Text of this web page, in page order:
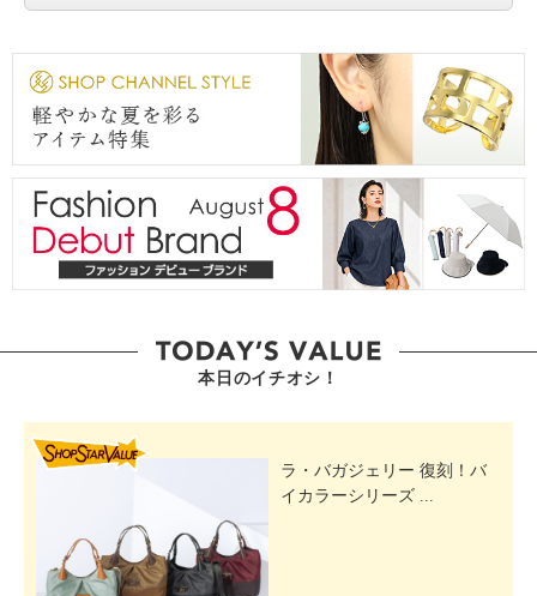
本日のイチオシ！
ラ・バガジェリー 復刻！バ
イカラーシリーズ ...